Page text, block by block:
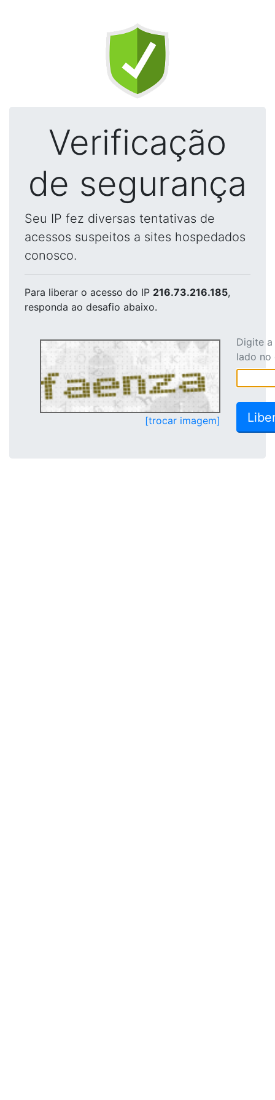
Verificação
de segurança
Seu IP fez diversas tentativas de
acessos suspeitos a sites hospedados
conosco.
Para liberar o acesso do IP 216.73.216.185,
responda ao desafio abaixo.
[trocar imagem]
Digite
lado no